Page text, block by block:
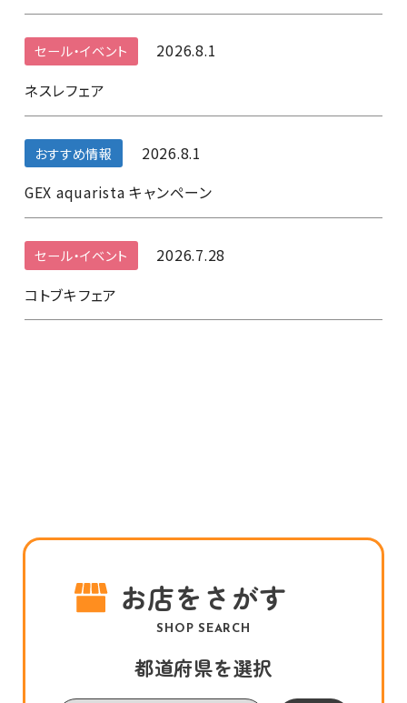
セール・イベント
2026.8.1
ネスレフェア
おすすめ情報
2026.8.1
GEX aquarista キャンペーン
セール・イベント
2026.7.28
コトブキフェア
お店をさがす
SHOP SEARCH
都道府県を選択